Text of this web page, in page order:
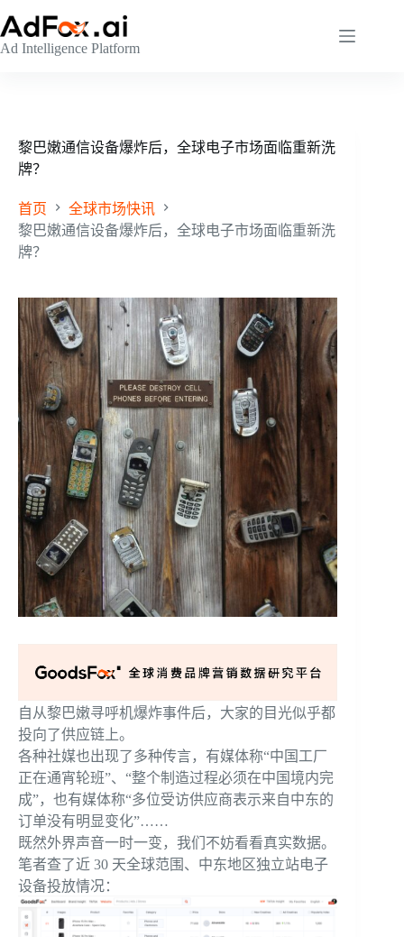
至
内
Ad Intelligence Platform
黎巴嫩通信设备爆炸后，全球电子市场面临重新洗
牌？
首页
全球市场快讯
黎巴嫩通信设备爆炸后，全球电子市场面临重新洗
牌？
自从黎巴嫩寻呼机爆炸事件后，大家的目光似乎都
投向了供应链上。
各种社媒也出现了多种传言，有媒体称“中国工厂
正在通宵轮班”、“整个制造过程必须在中国境内完
成”，也有媒体称“多位受访供应商表示来自中东的
订单没有明显变化”……
既然外界声音一时一变，我们不妨看看真实数据。
笔者查了近 30 天全球范围、中东地区独立站电子
设备投放情况：